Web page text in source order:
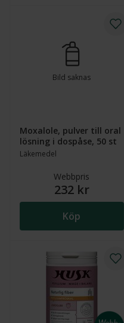
Bild saknas
Moxalole, pulver till oral
lösning i dospåse, 50 st
Läkemedel
Webbpris
232 kr
Köp